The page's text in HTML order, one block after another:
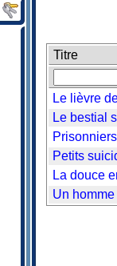
Titre
Le lièvre
Le bestial
Petits
La douce
Un